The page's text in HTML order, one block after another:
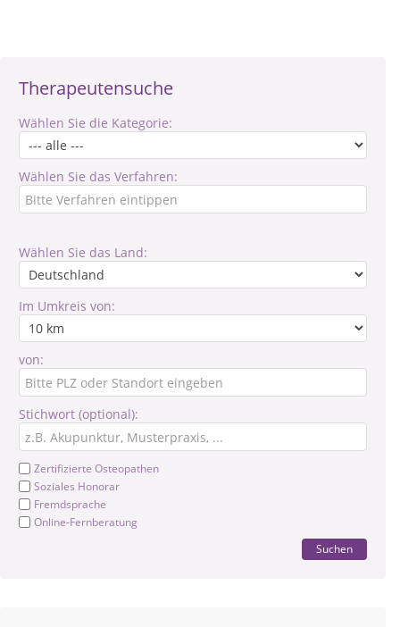
Therapeutensuche
Wählen Sie die Kategorie:
Wählen Sie das Verfahren:
Wählen Sie das Land:
Im Umkreis von:
von:
Stichwort (optional):
Zertifizierte Osteopathen
Soziales Honorar
Fremdsprache
Online-Fernberatung
Suchen